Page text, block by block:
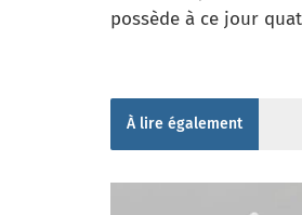
possède à ce jour
À lire également